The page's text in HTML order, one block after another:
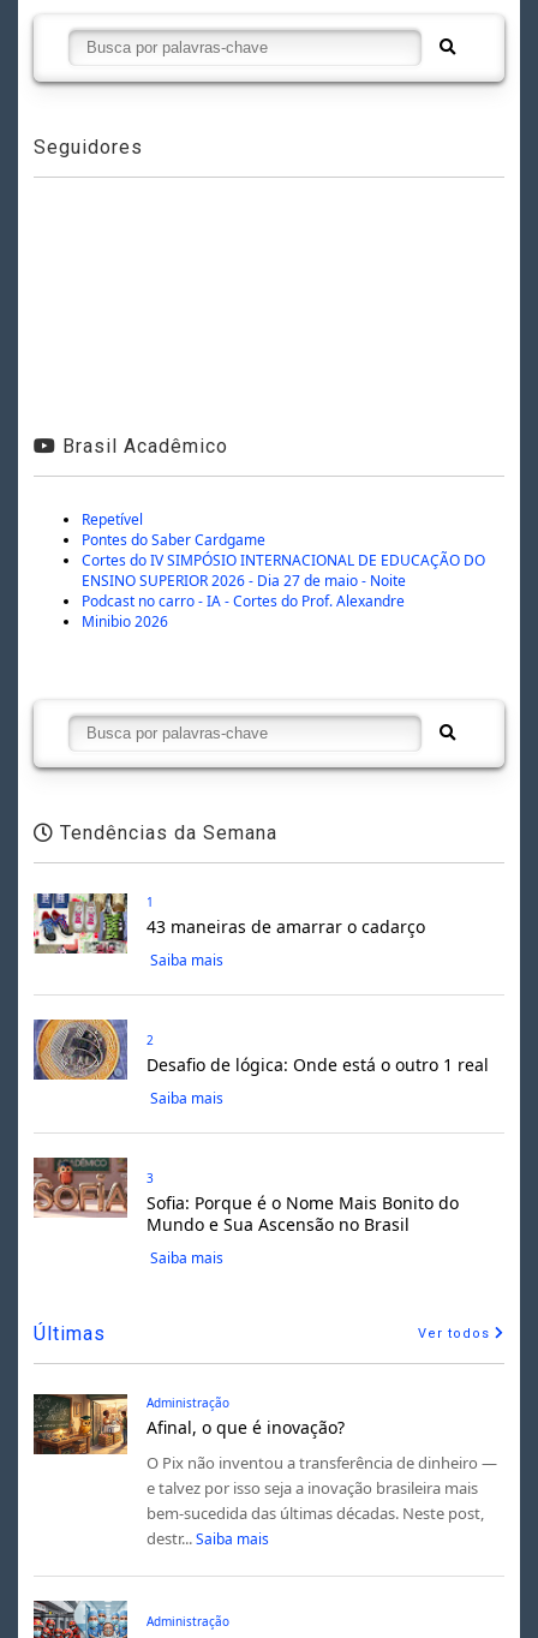
Seguidores
Brasil Acadêmico
Repetível
Pontes do Saber Cardgame
Cortes do IV SIMPÓSIO INTERNACIONAL DE EDUCAÇÃO DO
ENSINO SUPERIOR 2026 - Dia 27 de maio - Noite
Podcast no carro - IA - Cortes do Prof. Alexandre
Minibio 2026
Tendências da Semana
1
43 maneiras de amarrar o cadarço
Saiba mais
2
Desafio de lógica: Onde está o outro 1 real
Saiba mais
3
Sofia: Porque é o Nome Mais Bonito do
Mundo e Sua Ascensão no Brasil
Saiba mais
Últimas Ver todos
Administração
Afinal, o que é inovação?
O Pix não inventou a transferência de dinheiro —
e talvez por isso seja a inovação brasileira mais
bem-sucedida das últimas décadas. Neste post,
destr... Saiba mais
Administração